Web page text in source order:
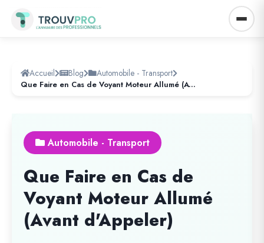
Accueil Blog Automobile - Transport
Que Faire en Cas de Voyant Moteur Allumé (Avant d'Appeler)
Automobile - Transport
Que Faire en Cas de
Voyant Moteur Allumé
(Avant d'Appeler)